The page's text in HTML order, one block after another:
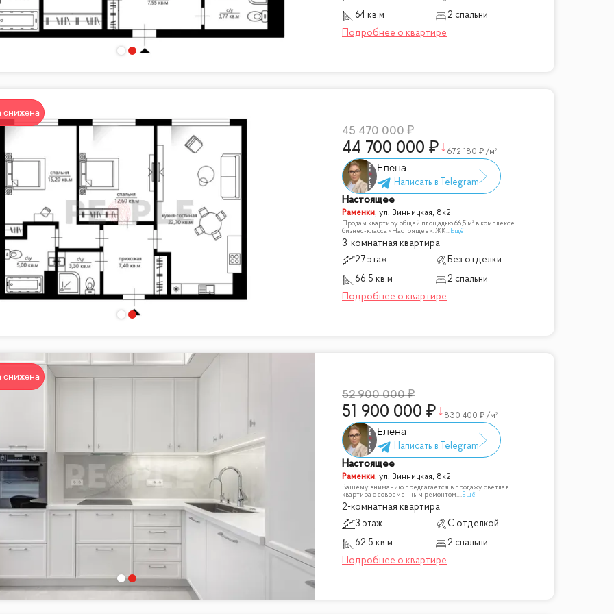
64 кв.м
2 спальни
снижена
45 470 000
44 700 000 672 180 /м²
Елена
Настоящее
Раменки, ул. Винницкая, 8к2
Продам квартиру общей площадью 66,5 м² в комплексе
бизнес-класса «Настоящее». ЖК...Ещё
3-комнатная квартира
27 этаж
Без отделки
66.5 кв.м
2 спальни
снижена
52 900 000
51 900 000 830 400 /м²
Елена
Настоящее
Раменки, ул. Винницкая, 8к2
Вашему вниманию предлагается в продажу светлая
квартира с современным ремонтом....Ещё
2-комнатная квартира
3 этаж
С отделкой
62.5 кв.м
2 спальни